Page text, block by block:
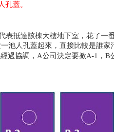
孔蓋。
表抵達該棟大樓地下室 ，花了一
池人孔蓋起來 ，直接比較是誰家
過協調 ，A公司決定要掀A-1 ，B